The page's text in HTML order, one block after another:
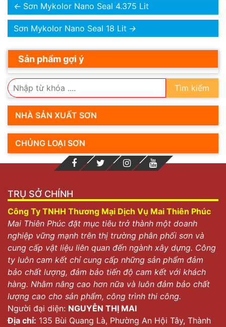
← Sơn Mykolor Nano Seal 4.375 Lit
Sơn Mykolor Nano Seal 18 Lit →
Sản phẩm gợi ý
Tìm kiếm
NHÀ SẢN XUẤT SƠN
CHỦNG LOẠI SƠN
TRỤ SỞ CHÍNH
Công Ty TNHH Thương Mại Dịch Vụ Mai Thiên Phúc
Mai Thiên Phúc đặt mục tiêu trở thành một doanh
nghiệp vững mạnh trên thị trường phân phối sơn và
cung cấp vật liệu liên quan đến ngành xây dựng. Công
ty luôn cam kết chỉ cung cấp những sản phẩm đảm
bảo chất lượng, đảm bảo tiến độ cam kết với khách
hàng. Nhằm nâng cao hơn nữa và luôn đảm bảo chất
lượng cao cho sản phẩm, công trình thi công.
Người đại diện: NGUYỄN THỊ MAI
Địa chỉ: 135 Bùi Quang Là, Phường An Hội Tây, Thành